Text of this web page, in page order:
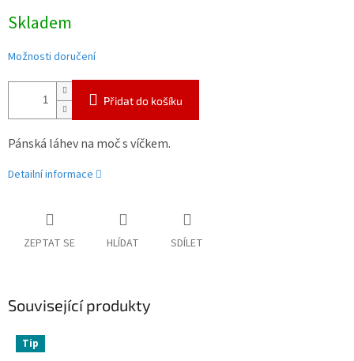
cena:
Skladem
Možnosti doručení
Přidat do košíku
Pánská láhev na moč s víčkem.
Detailní informace
ZEPTAT SE HLÍDAT SDÍLET
Související produkty
Tip